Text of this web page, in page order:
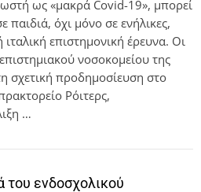
ως «μακρά Covid-19», μπορεί
παιδιά, όχι μόνο σε ενήλικες,
επιστημονική έρευνα. Οι
νοσοκομείου της
σχετική προδημοσίευση στο
Ρόιτερς,
…
του ενδοσχολικού